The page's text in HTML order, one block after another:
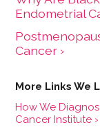
Endometrial
Cancer ›
How We
Cancer Institute ›